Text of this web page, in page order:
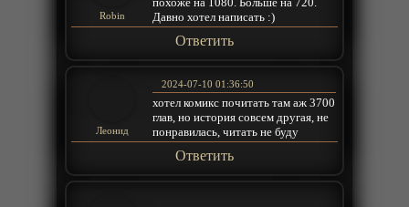
Robin
Давно хотел написать :)
Ответить
Леонид
2024-07-10 01:36:50
хотел комикс почитать там аж 3700
глав, но история совсем другая, не
понравилась, читать не буду
Ответить